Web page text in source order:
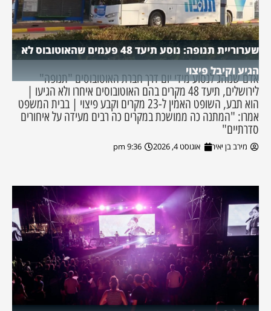
שערוריית תנופה: נוסע תיעד 48 פעמים שהאוטובוס לא
הגיע וקיבל פיצוי
אדם שנוהג לנסוע מידי יום דרך חברת האוטובוסים "תנופה"
לירושלים, תיעד 48 מקרים בהם האוטובוסים איחרו ולא הגיעו |
הוא תבע, השופט האמין ל-23 מקרים וקבע פיצוי | בבית המשפט
אמרו: "המתנה כה ממושכת במקרים כה רבים מעידה על איחורים
סדרתיים"
מירב בן יאיר אוגוסט 4, 2026 9:36 pm